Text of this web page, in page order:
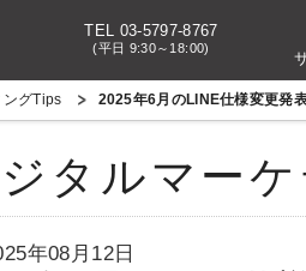
TEL 03-5797-8767
(平日 9:30～18:00)
ングTips 2025年6月のLINE仕様変更発
タルマー
年08月12日